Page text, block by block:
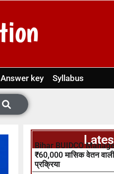
Answer key Syllabus
Bihar BUIDCO
₹60,000 मासिक वेतन
प्रक्रिया